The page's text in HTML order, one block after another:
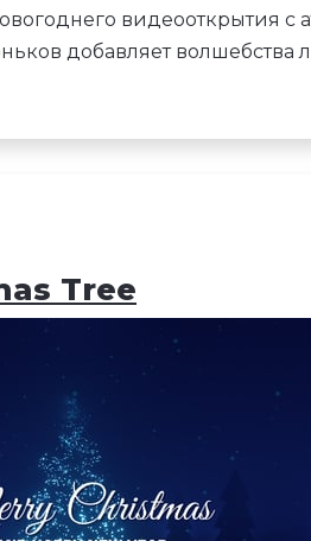
видеооткрытия с
добавляет волшебства
Tree